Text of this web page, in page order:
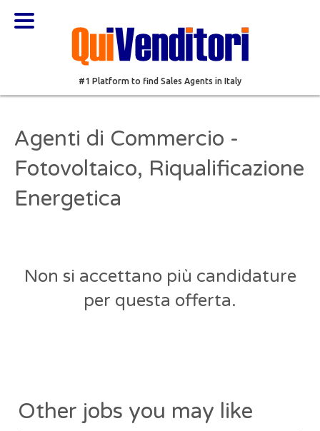
#1 Platform to find Sales Agents in Italy
Agenti di Commercio -
Fotovoltaico, Riqualificazione
Energetica
Non si accettano più candidature
per questa offerta.
Other jobs you may like